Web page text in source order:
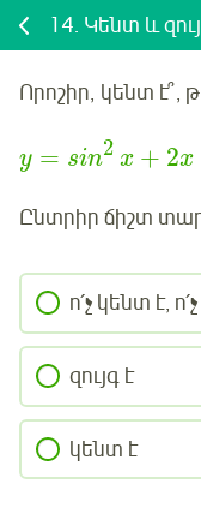
14. Կենտ և
Որոշիր, կենտ է՞,
y = sin2 x + 2x
Ընտրիր ճիշտ
ո՛չ կենտ է,
զույգ է
կենտ է